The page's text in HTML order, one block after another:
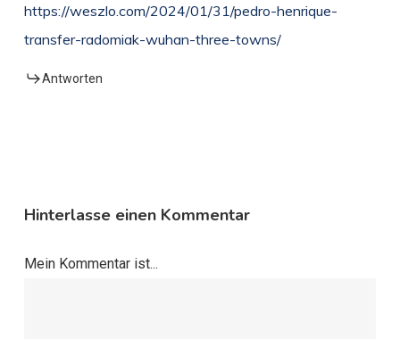
https://weszlo.com/2024/01/31/pedro-henrique-
transfer-radomiak-wuhan-three-towns/
Antworten
Hinterlasse einen Kommentar
Mein Kommentar ist...